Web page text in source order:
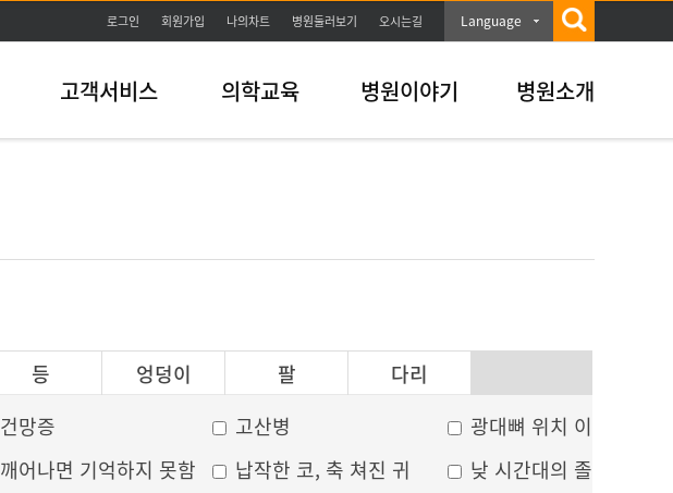
로그인 회원가입 나의차트 병원둘러보기 오시는길 Language
고객서비스 의학교육 병원이야기 병원소개
등 엉덩이 팔
다리
건망증 고산병
광대뼈 위치 이상
깨어나면 기억하지 못함 납작한 코, 축 쳐진 귀
낮 시간대의 졸음